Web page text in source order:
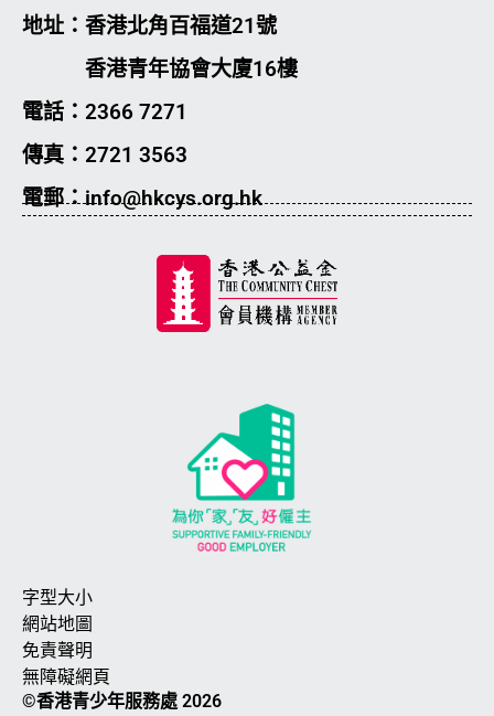
地址：香港北角百福道21號
香港青年協會大廈16樓
電話：2366 7271
傳真：2721 3563
電郵：info@hkcys.org.hk
字型大小
網站地圖
免責聲明
無障礙網頁
©香港青少年服務處 2026